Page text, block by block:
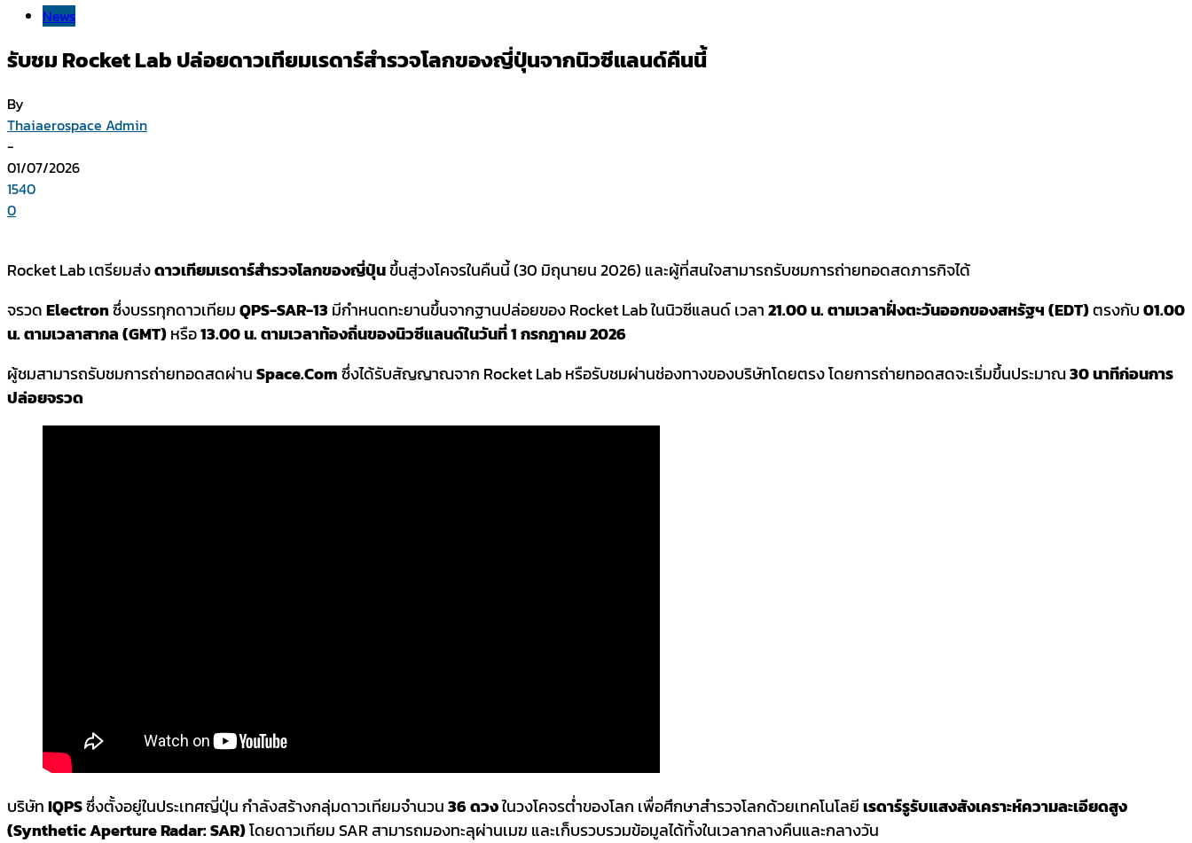
News
รับชม Rocket Lab ปล่อยดาวเทียมเรดาร์สำรวจโลกของญี่ปุ่นจากนิวซีแลนด์คืนนี้
By
Thaiaerospace Admin
-
01/07/2026
1540
0
Rocket Lab เตรียมส่งดาวเทียมเรดาร์สำรวจโลกของญี่ปุ่นขึ้นสู่วงโคจรในคืนนี้ (30 มิถุนายน 2026) และผู้ที่สนใจสามารถรับชมการถ่ายทอดสดภารกิจได้
จรวดElectronซึ่งบรรทุกดาวเทียมQPS-SAR-13มีกำหนดทะยานขึ้นจากฐานปล่อยของ Rocket Lab ในนิวซีแลนด์ เวลา21.00 น. ตามเวลาฝั่งตะวันออกของสหรัฐฯ (EDT)ตรงกับ01.00
น. ตามเวลาสากล (GMT)หรือ13.00 น. ตามเวลาท้องถิ่นของนิวซีแลนด์ในวันที่ 1 กรกฎาคม2026
ผู้ชมสามารถรับชมการถ่ายทอดสดผ่านSpace.comซึ่งได้รับสัญญาณจาก Rocket Lab หรือรับชมผ่านช่องทางของบริษัทโดยตรง โดยการถ่ายทอดสดจะเริ่มขึ้นประมาณ30 นาทีก่อนการ
ปล่อยจรวด
บริษัทIQPSซึ่งตั้งอยู่ในประเทศญี่ปุ่น กำลังสร้างกลุ่มดาวเทียมจำนวน36 ดวงในวงโคจรต่ำของโลก เพื่อศึกษาสำรวจโลกด้วยเทคโนโลยีเรดาร์รูรับแสงสังเคราะห์ความละเอียดสูง
(Synthetic Aperture Radar: SAR)โดยดาวเทียม SAR สามารถมองทะลุผ่านเมฆ และเก็บรวบรวมข้อมูลได้ทั้งในเวลากลางคืนและกลางวัน